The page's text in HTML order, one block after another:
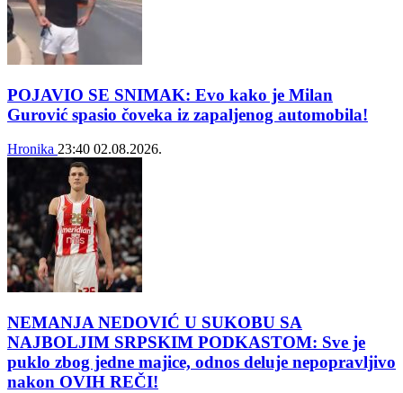
POJAVIO SE SNIMAK: Evo kako je Milan
Gurović spasio čoveka iz zapaljenog automobila!
Hronika 23:40 02.08.2026.
NEMANJA NEDOVIĆ U SUKOBU SA
NAJBOLJIM SRPSKIM PODKASTOM: Sve je
puklo zbog jedne majice, odnos deluje nepopravljivo
nakon OVIH REČI!